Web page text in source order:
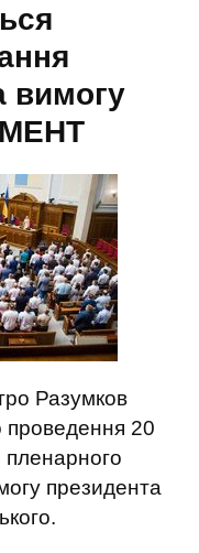
вимогу
Разумков
проведення 20
пленарного
президента